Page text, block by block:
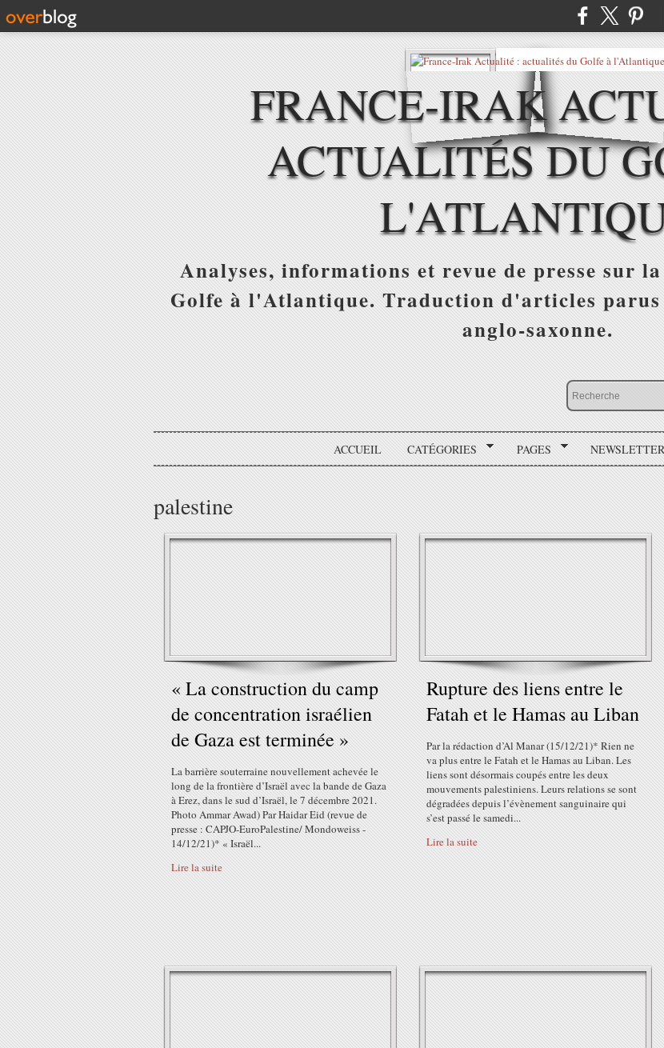
FRANCE-IRAK
ACTUALITÉS DU
Analyses, informations et revue de presse sur
Golfe à l'Atlantique. Traduction d'articles parus
anglo-saxonne.
ACCUEIL CATÉGORIES PAGES NEWSLETTER
palestine
« La construction du camp
de concentration israélien
de Gaza est terminée »
La barrière souterraine nouvellement achevée le
long de la frontière d’Israël avec la bande de Gaza
à Erez, dans le sud d’Israël, le 7 décembre 2021.
Photo Ammar Awad) Par Haidar Eid (revue de
presse : CAPJO-EuroPalestine/ Mondoweiss -
14/12/21)* « Israël...
Lire la suite
Rupture des liens entre le
Fatah et le Hamas au Liban
Par la rédaction d’Al Manar (15/12/21)* Rien ne
va plus entre le Fatah et le Hamas au Liban. Les
liens sont désormais coupés entre les deux
mouvements palestiniens. Leurs relations se sont
dégradées depuis l’évènement sanguinaire qui
s’est passé le samedi...
Lire la suite